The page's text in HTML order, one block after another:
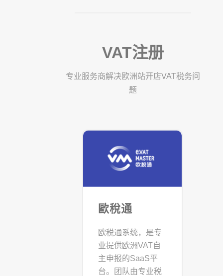
VAT注册
专业服务商解决欧洲站开店VAT税务问
题
歐稅通
欧税通系统，是专
业提供欧洲VAT自
主申报的SaaS平
台。团队由专业税